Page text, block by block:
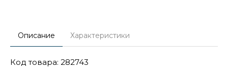
Описание Характеристики
Код товара: 282743